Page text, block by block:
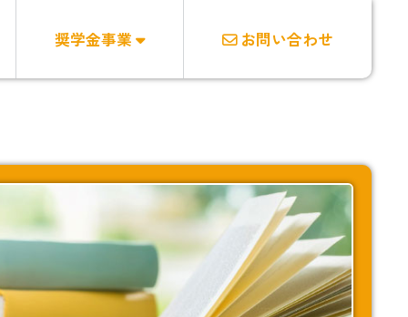
奨学金事業 お問い合わせ